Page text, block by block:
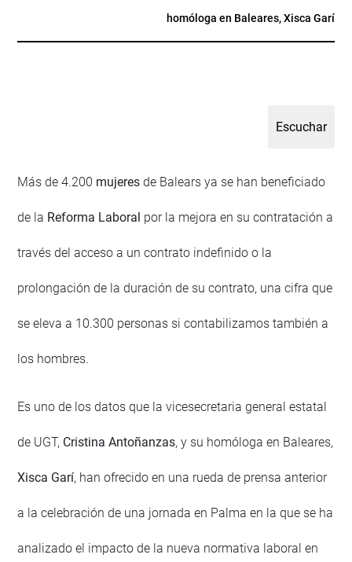
homóloga en Baleares, Xisca Garí
Más de 4.200 mujeres de Balears ya se han beneficiado
de la Reforma Laboral por la mejora en su contratación a
través del acceso a un contrato indefinido o la
prolongación de la duración de su contrato, una cifra que
se eleva a 10.300 personas si contabilizamos también a
los hombres.
Es uno de los datos que la vicesecretaria general estatal
de UGT, Cristina Antoñanzas, y su homóloga en Baleares,
Xisca Garí, han ofrecido en una rueda de prensa anterior
a la celebración de una jornada en Palma en la que se ha
analizado el impacto de la nueva normativa laboral en